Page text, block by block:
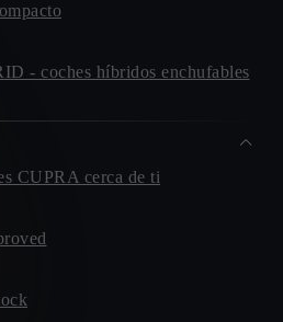
- coches híbridos enchufables
CUPRA cerca de ti